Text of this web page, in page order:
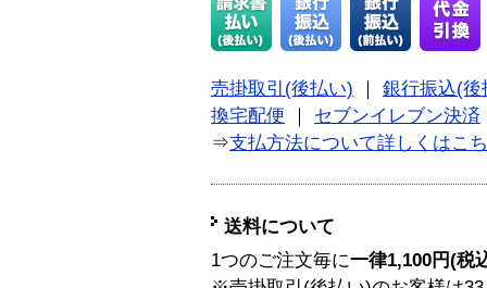
売掛取引(後払い)
銀行振込(後
換宅配便
セブンイレブン決済
⇒支払方法について詳しくはこ
送料について
1つのご注文毎に一律1,100円(税